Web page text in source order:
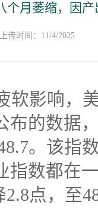
个月萎缩，因
上传时间：11/4/2025
影响，
布的数据
。该指
指数都在
点，至